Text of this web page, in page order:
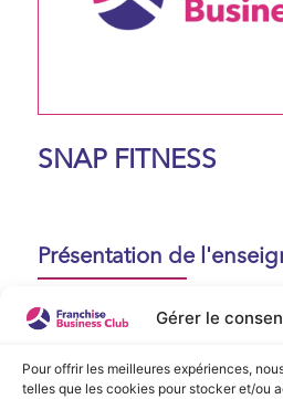
Gérer le
Pour offrir les meilleures expériences,
telles que les cookies pour stocker et/ou
SNAP FITNESS
Présentation de
Aucune présentation
actuellement !